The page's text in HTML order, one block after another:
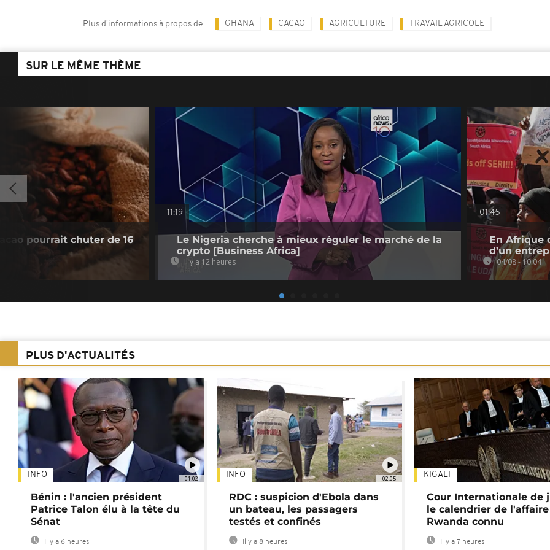
Plus d'informations à propos de GHANA CACAO AGRICULTURE TRAVAIL AGRICOLE
SUR LE MÊME THÈME
pourrait chuter de 16
11:19
Le Nigeria cherche à mieux réguler le marché de la
crypto [Business Africa]
Il y a 12 heures
01:45
En Afrique
d’un
04/08 - 10:04
PLUS D'ACTUALITÉS
01:02
INFO
Bénin : l'ancien président
Patrice Talon élu à la tête du
Sénat
Il y a 6 heures
02:05
INFO
RDC : suspicion d'Ebola dans
un bateau, les passagers
testés et confinés
Il y a 8 heures
KIGALI
Cour Internationale de
le calendrier de l'affaire
Rwanda connu
Il y a 7 heures